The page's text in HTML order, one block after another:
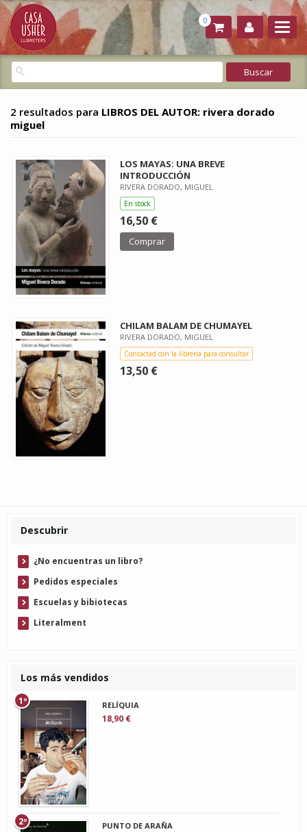
0
2 resultados para LIBROS DEL AUTOR: rivera dorado
miguel
LOS MAYAS: UNA BREVE
INTRODUCCIÓN
RIVERA DORADO, MIGUEL
En stock
16,50 €
Comprar
CHILAM BALAM DE CHUMAYEL
RIVERA DORADO, MIGUEL
Contactad con la librería para consultar
13,50 €
Descubrir
¿No encuentras un libro?
Pedidos especiales
Escuelas y bibiotecas
Literalment
Los más vendidos
RELÍQUIA
18,90 €
1º
PUNTO DE ARAÑA
2º